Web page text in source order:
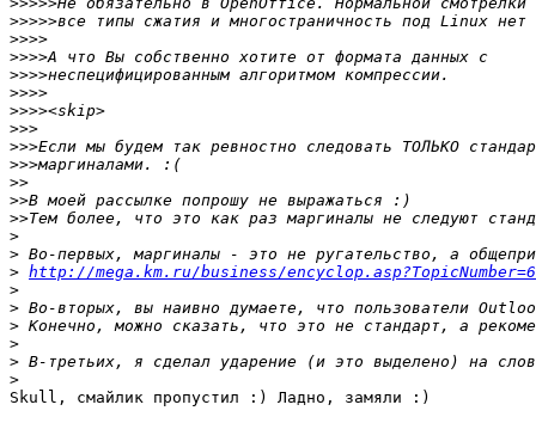
>>>>>
>>>>
>>>>
>>>>
>>>>
>>>>
>>>
>>>
>>>
>>
>>
>>
>
>
> http://mega.km.ru/business/
>
>
>
>
>
>
Skull, смайлик пропустил :) Ладно, замяли :)